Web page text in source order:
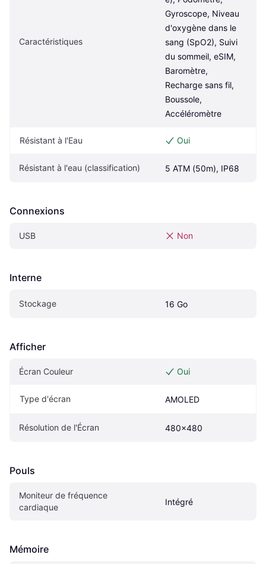
Caractéristiques
Gyroscope, Niveau
d'oxygène dans le
sang (SpO2), Suivi
du sommeil, eSIM,
Baromètre,
Recharge sans fil,
Boussole,
Accéléromètre
Résistant à l'Eau Oui
Résistant à l'eau (classification) 5 ATM (50m), IP68
Connexions
USB Non
Interne
Stockage 16 Go
Afficher
Écran Couleur Oui
Type d'écran AMOLED
Résolution de l'Écran 480x480
Pouls
Moniteur de fréquence
cardiaque
Intégré
Mémoire